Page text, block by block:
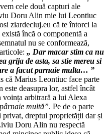
cele două capturi ale
Doru Alin mie lui Leontiuc
ziardecluj.eu că te întorci la
încă o componentă a
nu se conformează,
„ Dar macar stim ca nu
grija de asta, sa stie mereu si
a facut parnaie multa… ”
că Marius Leontiuc face parte
deasupra lor, astfel încât
arbitrară a lui Alexa
multă”. Pe de o parte
privat, dreptul proprietății dar și
Doru Alin nu respectă